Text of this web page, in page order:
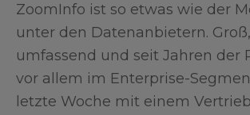
ZoomInfo ist so etwas wie der
unter den Datenanbietern.
umfassend und seit Jahren der
vor allem im Enterprise-
letzte Woche mit einem